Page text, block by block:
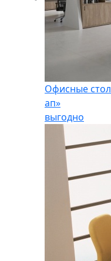
Офисные
ап»
выгодно